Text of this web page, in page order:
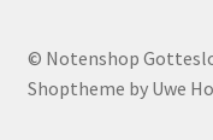
© Notenshop
Shoptheme by Uwe